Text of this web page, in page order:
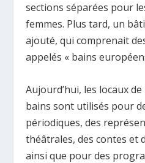
sections séparées pour
femmes. Plus tard, un
ajouté, qui comprenait
appelés « bains
Aujourd’hui, les locaux
bains sont utilisés pour
périodiques, des
théâtrales, des contes et
ainsi que pour des